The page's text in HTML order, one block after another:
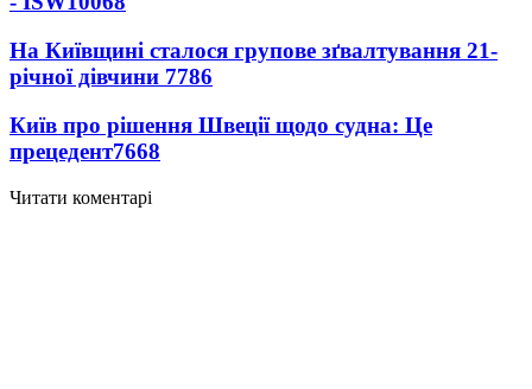
На Київщині сталося групове зґвалтування 21-
річної дівчини 7786
Київ про рішення Швеції щодо судна: Це
прецедент7668
Читати коментарі